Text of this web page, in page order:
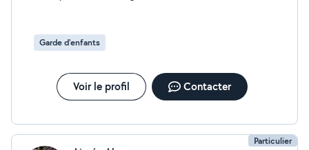
Garde d'enfants
Voir le profil Contacter
Particulier